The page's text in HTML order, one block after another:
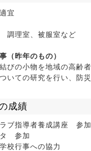
宜
調理室、被服室など
（昨年のもの）
びの小物を地域の高齢
ついての研究を行い、防
成績
ラブ指導者養成講座 参加
タ 参加
学校行事への協力